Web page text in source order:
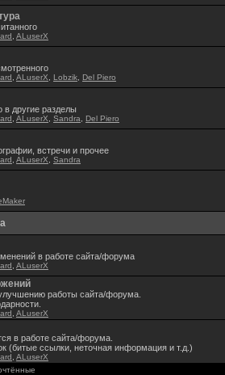
ALuserX
ALuserX Lobzik Del Piero
в другие разделы
ALuserX Sandra Del Piero
встречи и прочее
ALuserX Sandra
в работе сайта/форума
ALuserX
работы сайта/форума.
ALuserX
в работе сайта/форума.
(битые ссылки, неточная информация и т.д.)
ALuserX